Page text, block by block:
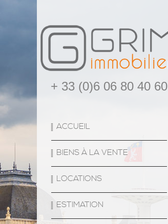
+ 33 (0)6 06 80 40 60
ACCUEIL
BIENS À LA VENTE
LOCATIONS
ESTIMATION